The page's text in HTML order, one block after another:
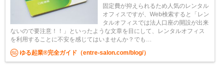
固定費が抑えられるため人気のレンタル
オフィスですが、Web検索すると「レン
タルオフィスでは法人口座の開設が出来
ないので要注意！！」といったような文章を目にして、レンタルオフィス
を利用することに不安を感じてはいませんか？でも…
ゆる起業®完全ガイド（entre-salon.com/blog/）